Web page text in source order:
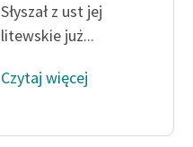
Słyszał z ust jej
litewskie już...
Czytaj więcej